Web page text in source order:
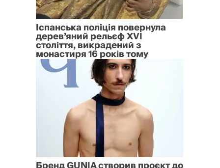
Іспанська поліція повернула
дерев’яний рельєф XVI
століття, викрадений з
монастиря 16 років тому